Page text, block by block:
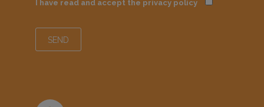
I have read and accept the privacy policy